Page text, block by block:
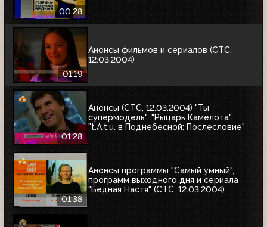
00:28
01:19
Анонсы фильмов и сериалов (СТС,
12.03.2004)
01:28
Анонсы (СТС, 12.03.2004) "Ты
супермодель", "Рыцарь Камелота",
"t.A.t.u. в Поднебесной: Послесловие"
01:38
Анонсы программы "Самый умный",
программ выходного дня и сериала
"Бедная Настя" (СТС, 12.03.2004)